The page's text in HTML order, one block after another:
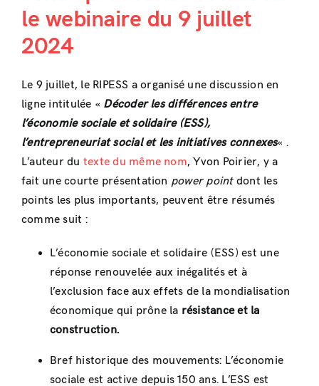
le webinaire du 9 juillet
2024
Le 9 juillet, le RIPESS a organisé une discussion en
ligne intitulée « Décoder les différences entre
l’économie sociale et solidaire (ESS),
l’entrepreneuriat social et les initiatives connexes« .
L’auteur du texte du même nom, Yvon Poirier, y a
fait une courte présentation power point dont les
points les plus importants, peuvent être résumés
comme suit :
L’économie sociale et solidaire (ESS) est une
réponse renouvelée aux inégalités et à
l’exclusion face aux effets de la mondialisation
économique qui prône la résistance et la
construction.
Bref historique des mouvements: L’économie
sociale est active depuis 150 ans. L’ESS est